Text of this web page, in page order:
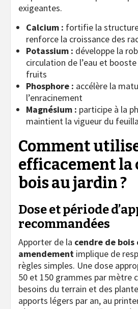
exigeantes.
Calcium : fortifie la
renforce la croissance des
Potassium : développe la
circulation de l’eau et
fruits
Phosphore : accélère la
l’enracinement
Magnésium : participe à la
maintient la vigueur du
Comment
efficacement la
bois au jardin ?
Dose et période
recommandées
Apporter de la cendre de bois
amendement implique de
règles simples. Une dose
50 et 150 grammes par mètre
besoins du terrain et des
apports légers par an, au